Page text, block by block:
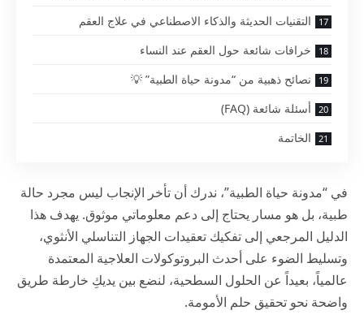
التقنيات الحديثة والذكاء الاصطناعي في علاج العقم
خرافات شائعة حول العقم عند النساء
نصائح ذهبية من “مدونة حياة الطبية” 💡
أسئلة شائعة (FAQ)
الخاتمة
في “مدونة حياة الطبية”، ندرك أن تأخر الإنجاب ليس مجرد حالة
طبية، بل هو مسار يحتاج إلى دعم معلوماتي موثوق. يهدف هذا
الدليل المرجعي إلى تفكيك تعقيدات الجهاز التناسلي الأنثوي،
وتسليط الضوء على أحدث البروتوكولات العلاجية المعتمدة
عالمياً، بعيداً عن الحلول السطحية، لنضع بين يديكِ خارطة طريق
واضحة نحو تحقيق حلم الأمومة.